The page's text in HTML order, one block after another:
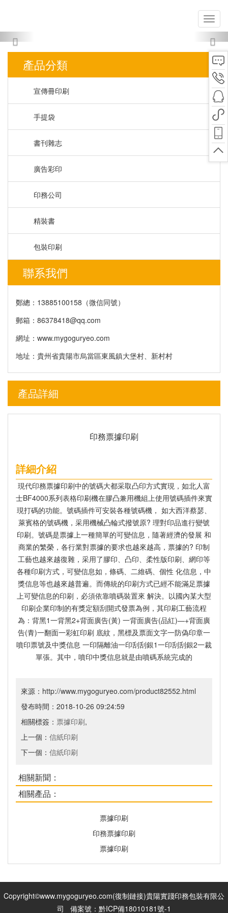
Previous
產品分類
宣傳冊印刷
手提袋
書刊雜志
廣告彩印
印務公司
精裝書
包裝印刷
聯系我們
鄭總：13885100158（微信同號）
郵箱： 86378418@qq.com
網址：www.mygoguryeo.com
地址：貴州省貴陽市烏當區東風鎮大堡村、新村村
產品詳細
印務票據印刷
詳細介紹
現代印務票據印刷中的號碼大都采取凸印方式實現，如北人富
士BF4000系列表格印刷機在膠凸兼用機組上使用號碼插件來實
現打碼的功能。號碼插件可安裝各種號碼機， 如大西洋蔡瑟、
萊賓格的號碼機，采用機械凸輪式撥號原? 理對印品進行變號
印刷。號碼是票據上一種簡單的可變信息，隨著經濟的發展 和
商業的繁榮，各行業對票據的要求也越來越高，票據的? 印制
工藝也越來越復雜，采用了膠印、凸印、柔性版印刷、網印等
各種印刷方式，可變信息如，條碼、二維碼、個性 化信息，中
獎信息等也越來越普遍。而傳統的印刷方式已經不能滿足票據
上可變信息的印刷，必須依靠噴碼裝置來 解決。以國內某大型
印刷企業印制的有獎定額刮開式發票為例，其印刷工藝流程
為：背黑1一背黑2+背面廣告(黃) 一背面廣告(品紅)—+背面廣
告(青)一翻面一彩虹印刷 底紋，黑標及票面文字一防偽印章一
噴印票號及中獎信息 一印隔離油一印刮刮銀1一印刮刮銀2一裁
單張。其中，噴印中獎信息就是由噴碼系統完成的
來源：http://www.mygoguryeo.com/product82552.html
發布時間：2018-10-26 09:24:59
相關標簽： 票據印刷,
上一個： 信紙印刷
下一個： 信紙印刷
相關新聞：
相關產品：
票據印刷
印務票據印刷
票據印刷
Copyright©www.mygoguryeo.com(復制鏈接)貴陽實踐印務包裝有限公
司 備案號： 黔ICP備18010181號-1